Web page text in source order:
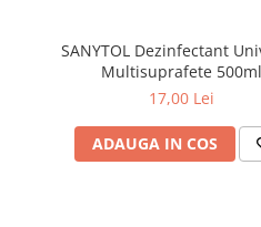
SANYTOL Dezinfectant
Multisuprafete 500ml
17,00 Lei
ADAUGA IN COS